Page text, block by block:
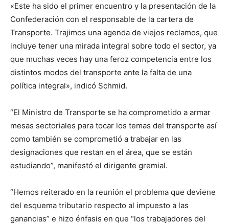
«Este ha sido el primer encuentro y la presentación de la
Confederación con el responsable de la cartera de
Transporte. Trajimos una agenda de viejos reclamos, que
incluye tener una mirada integral sobre todo el sector, ya
que muchas veces hay una feroz competencia entre los
distintos modos del transporte ante la falta de una
política integral», indicó Schmid.
“El Ministro de Transporte se ha comprometido a armar
mesas sectoriales para tocar los temas del transporte así
como también se comprometió a trabajar en las
designaciones que restan en el área, que se están
estudiando”, manifestó el dirigente gremial.
“Hemos reiterado en la reunión el problema que deviene
del esquema tributario respecto al impuesto a las
ganancias” e hizo énfasis en que “los trabajadores del